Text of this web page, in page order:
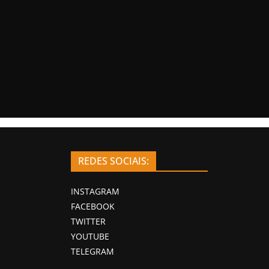
REDES SOCIAIS:
INSTAGRAM
FACEBOOK
TWITTER
YOUTUBE
TELEGRAM